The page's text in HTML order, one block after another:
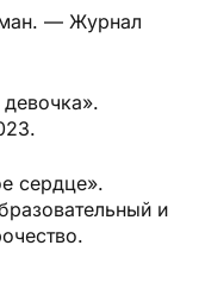
— Журнал
сердце».
и